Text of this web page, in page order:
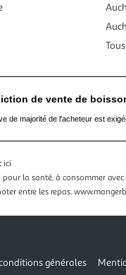
de vente de
de majorité de l'acheteur est
ici
pour la santé, à consommer
entre les repas.
générales